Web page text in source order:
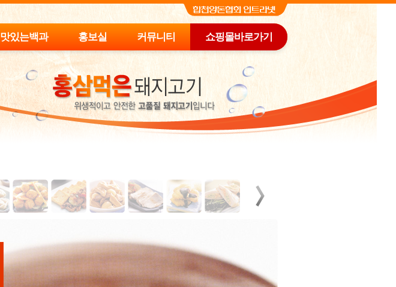
맛있는백과 홍보실 커뮤니티 쇼핑몰바로가기